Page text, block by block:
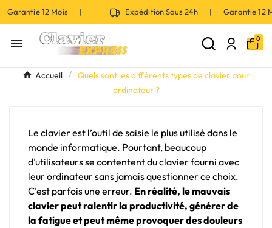
12 Mois | Expédition Sous 24h | Garantie
 0
Accueil
Quels sont les différents types de clavier pour
ordinateur ?
Le clavier est l’outil de saisie le plus utilisé dans le
monde informatique. Pourtant, beaucoup
d’utilisateurs se contentent du clavier fourni avec
leur ordinateur sans jamais questionner ce choix.
C’est parfois une erreur. En réalité, le mauvais
clavier peut ralentir la productivité, générer de
la fatigue et peut même provoquer des douleurs